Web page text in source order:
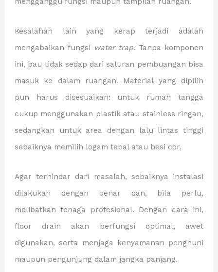
Kesalahan lain yang kerap terjadi adalah
mengabaikan fungsi water trap. Tanpa komponen
ini, bau tidak sedap dari saluran pembuangan bisa
masuk ke dalam ruangan. Material yang dipilih
pun harus disesuaikan: untuk rumah tangga
cukup menggunakan plastik atau stainless ringan,
sedangkan untuk area dengan lalu lintas tinggi
sebaiknya memilih logam tebal atau besi cor.
Agar terhindar dari masalah, sebaiknya instalasi
dilakukan dengan benar dan, bila perlu,
melibatkan tenaga profesional. Dengan cara ini,
floor drain akan berfungsi optimal, awet
digunakan, serta menjaga kenyamanan penghuni
maupun pengunjung dalam jangka panjang.